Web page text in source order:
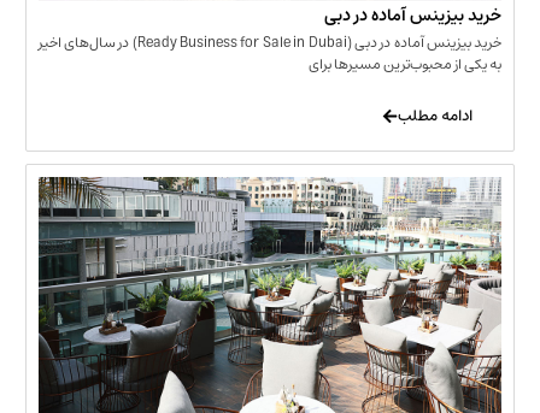
آماده در دبی
خرید بیزینس آماده در دبی (Ready Business for Sale in Dubai) در سال‌های اخیر
مسیرها برای